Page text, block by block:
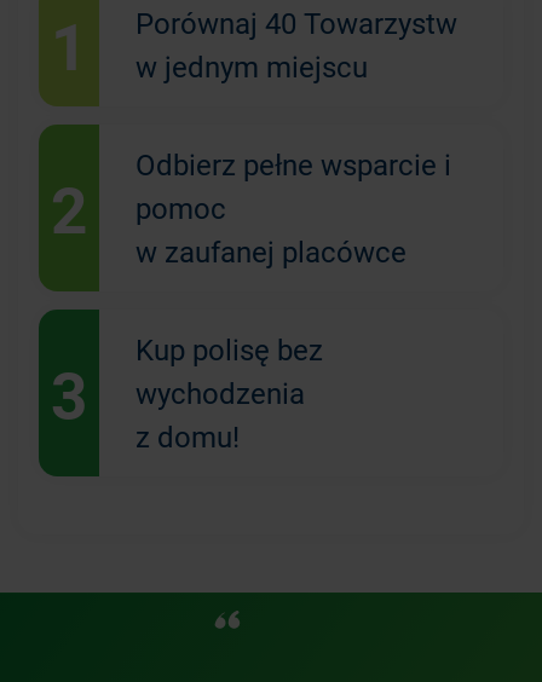
1
Porównaj 40 Towarzystw
w jednym miejscu
2
Odbierz pełne wsparcie i
pomoc
w zaufanej placówce
3
Kup polisę bez
wychodzenia
z domu!